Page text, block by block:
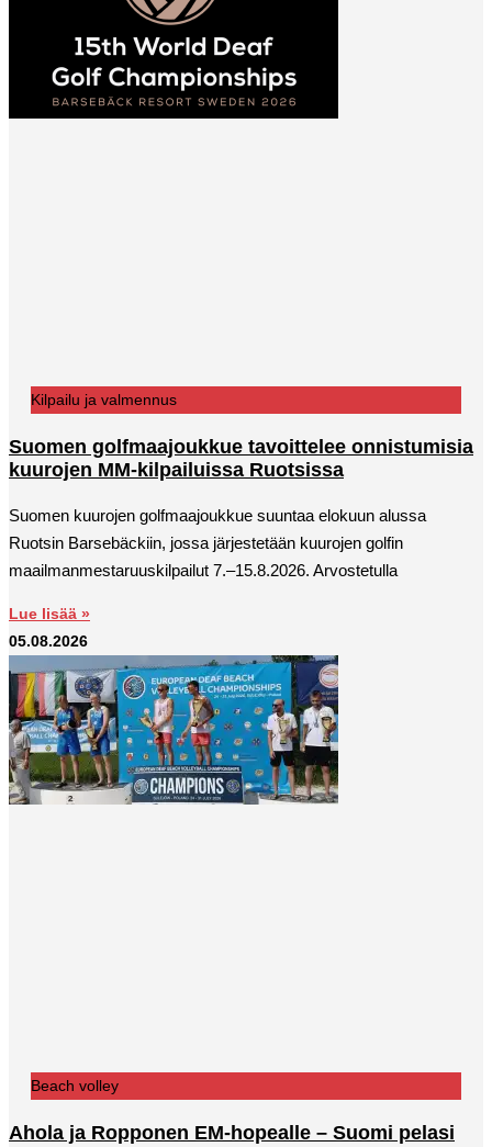
Kilpailu ja valmennus
Suomen golfmaajoukkue tavoittelee onnistumisia
kuurojen MM-kilpailuissa Ruotsissa
Suomen kuurojen golfmaajoukkue suuntaa elokuun alussa
Ruotsin Barsebäckiin, jossa järjestetään kuurojen golfin
maailmanmestaruuskilpailut 7.–15.8.2026. Arvostetulla
Lue lisää »
05.08.2026
Beach volley
Ahola ja Ropponen EM-hopealle – Suomi pelasi